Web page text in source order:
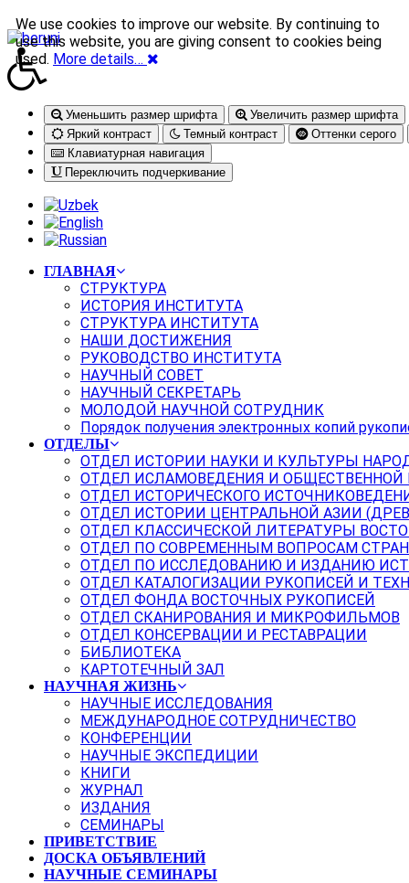
Уменьшить размер шрифта
Увеличить размер шрифта
Яркий контраст
Темный контраст
Оттенки серого
Клавиатурная навигация
Переключить подчеркивание
ГЛАВНАЯ
СТРУКТУРА
ИСТОРИЯ ИНСТИТУТА
СТРУКТУРА ИНСТИТУТА
НАШИ ДОСТИЖЕНИЯ
РУКОВОДСТВО ИНСТИТУТА
НАУЧНЫЙ СОВЕТ
НАУЧНЫЙ СЕКРЕТАРЬ
МОЛОДОЙ НАУЧНОЙ СОТРУДНИК
Порядок получения электронных копий
ОТДЕЛЫ
ОТДЕЛ ИСТОРИИ НАУКИ И КУЛЬТУРЫ
ОТДЕЛ ИСЛАМОВЕДЕНИЯ И
ОТДЕЛ ИСТОРИЧЕСКОГО
ОТДЕЛ ИСТОРИИ ЦЕНТРАЛЬНОЙ АЗИИ
ОТДЕЛ КЛАССИЧЕСКОЙ ЛИТЕРАТУРЫ
ОТДЕЛ ПО СОВРЕМЕННЫМ ВОПРОСАМ
ОТДЕЛ ПО ИССЛЕДОВАНИЮ И ИЗДАНИЮ
ОТДЕЛ КАТАЛОГИЗАЦИИ РУКОПИСЕЙ И
ОТДЕЛ ФОНДА ВОСТОЧНЫХ РУКОПИСЕЙ
ОТДЕЛ СКАНИРОВАНИЯ И МИКРОФИЛЬМОВ
ОТДЕЛ КОНСЕРВАЦИИ И РЕСТАВРАЦИИ
БИБЛИОТЕКА
КАРТОТЕЧНЫЙ ЗАЛ
НАУЧНАЯ ЖИЗНЬ
НАУЧНЫЕ ИССЛЕДОВАНИЯ
МЕЖДУНАРОДНОЕ СОТРУДНИЧЕСТВО
КОНФЕРЕНЦИИ
НАУЧНЫЕ ЭКСПЕДИЦИИ
КНИГИ
ЖУРНАЛ
ИЗДАНИЯ
СЕМИНАРЫ
ПРИВЕТСТВИЕ
ДОСКА ОБЪЯВЛЕНИЙ
НАУЧНЫЕ СЕМИНАРЫ
We use cookies to improve our website. By continuing to
use this website, you are giving consent to cookies being
used. More details…